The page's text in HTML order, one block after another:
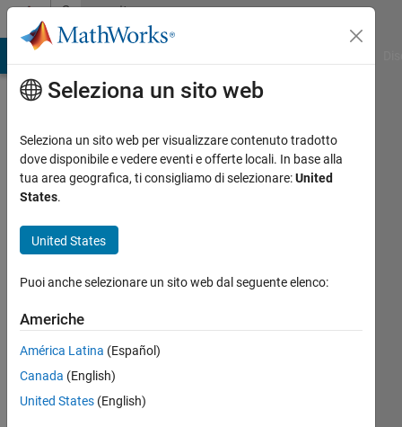
Vai al contenutoCommunity
Profile
朋
貴
熊
田
Last
seen:
oltre 2
anni fa
dal 2021
Seleziona un sito web
Seleziona un sito web per visualizzare contenuto tradotto
dove disponibile e vedere eventi e offerte locali. In base alla
tua area geografica, ti consigliamo di selezionare:United
States.
United States
Puoi anche selezionare un sito web dal seguente elenco:
Americhe
América Latina (Español)
Canada (English)
United States (English)